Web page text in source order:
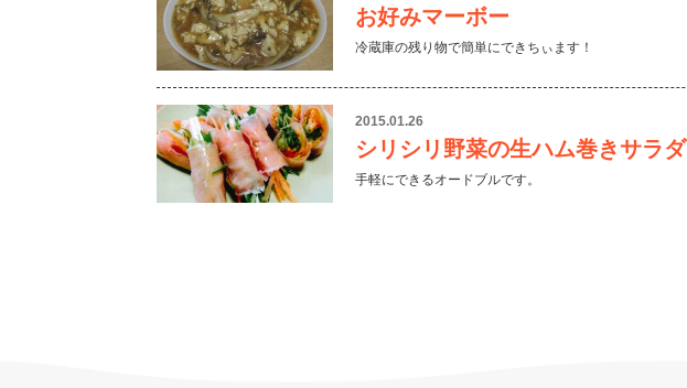
お好みマーボー
冷蔵庫の残り物で簡単にできちぃます！
2015.01.26
シリシリ野菜の生ハム巻きサラダ
手軽にできるオードブルです。